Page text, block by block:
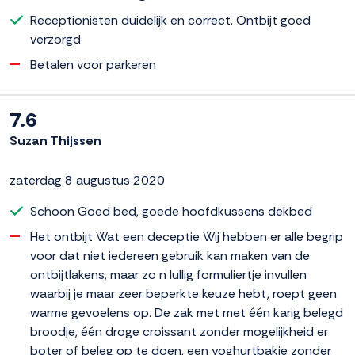
Receptionisten duidelijk en correct. Ontbijt goed
verzorgd
Betalen voor parkeren
7.6
Suzan Thijssen
zaterdag 8 augustus 2020
Schoon Goed bed, goede hoofdkussens dekbed
Het ontbijt Wat een deceptie Wij hebben er alle begrip
voor dat niet iedereen gebruik kan maken van de
ontbijtlakens, maar zo n lullig formuliertje invullen
waarbij je maar zeer beperkte keuze hebt, roept geen
warme gevoelens op. De zak met met één karig belegd
broodje, één droge croissant zonder mogelijkheid er
boter of beleg op te doen, een yoghurtbakje zonder